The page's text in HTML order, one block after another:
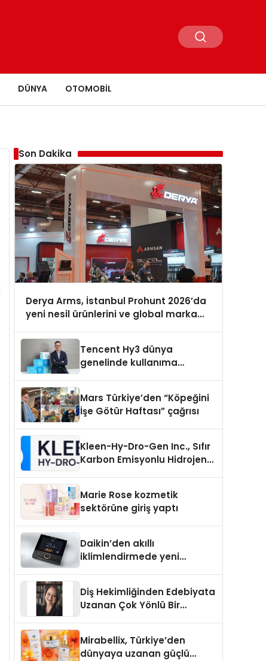
DÜNYA OTOMOBIL
Son Dakika
Derya Arms, İstanbul Prohunt 2026’da
yeni nesil ürünlerini ve global marka
Tencent Hy3 dünya
genelinde kullanıma
Mars Türkiye’den “Köpeğini
İşe Götür Haftası” çağrısı
Kleen-Hy-Dro-Gen Inc., Sıfır
Karbon Emisyonlu Hidrojen
Aldı
Marie Rose kozmetik
sektörüne giriş yaptı
Daikin’den akıllı
iklimlendirmede yeni
Diş Hekimliğinden Edebiyata
Uzanan Çok Yönlü Bir
Mirabellix, Türkiye’den
dünyaya uzanan güçlü